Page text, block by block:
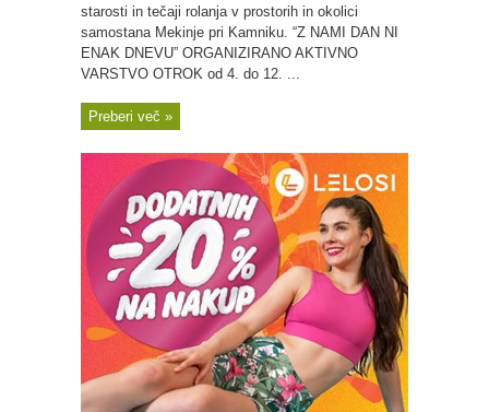
starosti in tečaji rolanja v prostorih in okolici
samostana Mekinje pri Kamniku. “Z NAMI DAN NI
ENAK DNEVU” ORGANIZIRANO AKTIVNO
VARSTVO OTROK od 4. do 12. ...
Preberi več »